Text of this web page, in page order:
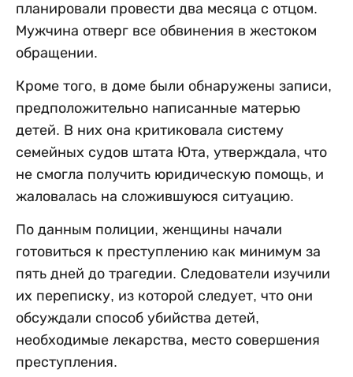
планировали провести два месяца с отцом.
Мужчина отверг все обвинения в жестоком
обращении.
Кроме того, в доме были обнаружены записи,
предположительно написанные матерью
детей. В них она критиковала систему
семейных судов штата Юта, утверждала, что
не смогла получить юридическую помощь, и
жаловалась на сложившуюся ситуацию.
По данным полиции, женщины начали
готовиться к преступлению как минимум за
пять дней до трагедии. Следователи изучили
их переписку, из которой следует, что они
обсуждали способ убийства детей,
необходимые лекарства, место совершения
преступления.